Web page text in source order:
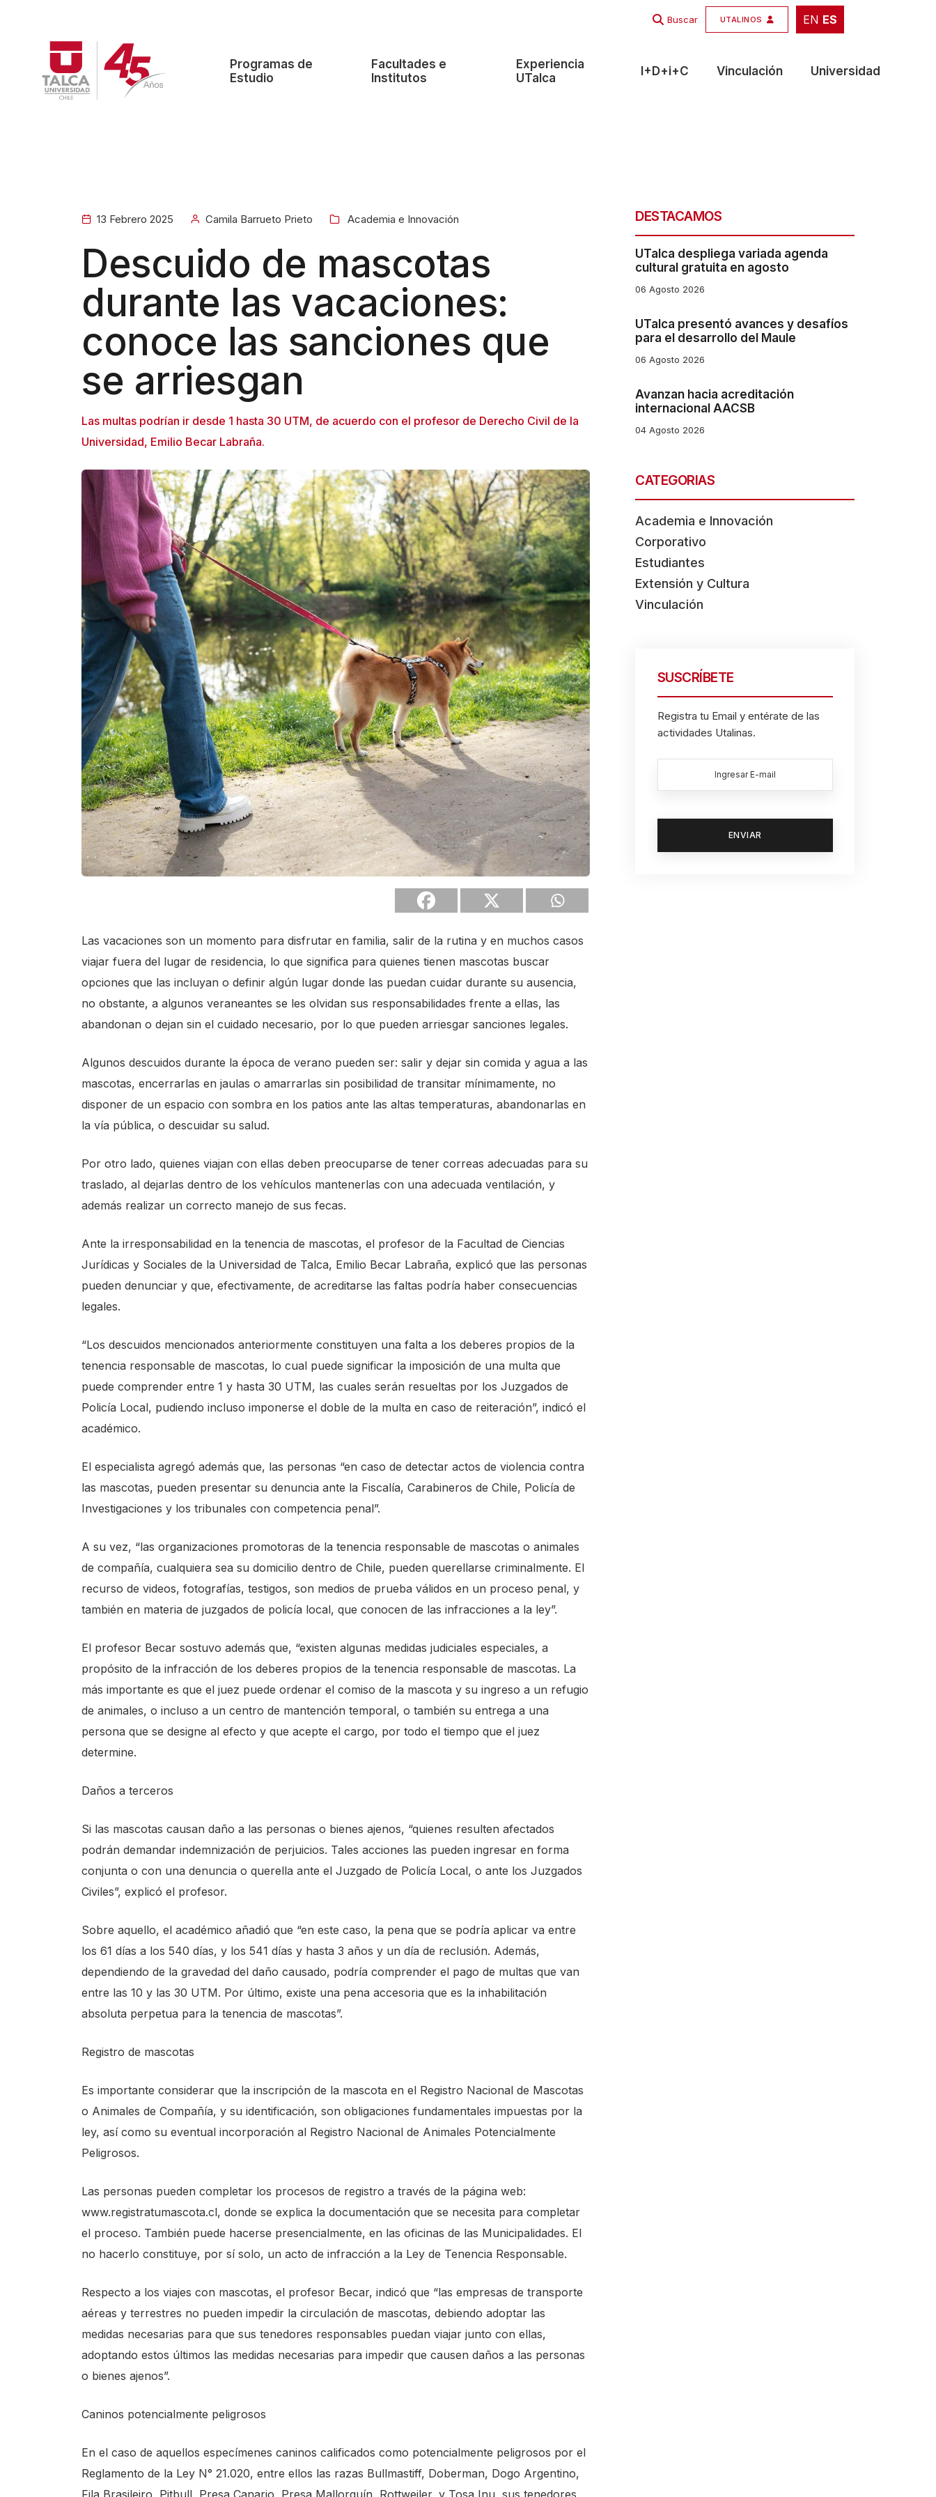
EN ES
Buscar UTALINOS EN ES
Programas de
Estudio
Facultades e
Institutos
Experiencia
UTalca
I+D+i+C Vinculación Universidad
13 Febrero 2025 Camila Barrueto Prieto Academia e Innovación
Descuido de mascotas
durante las vacaciones:
conoce las sanciones que
se arriesgan
Las multas podrían ir desde 1 hasta 30 UTM, de acuerdo con el profesor de Derecho Civil de la
Universidad, Emilio Becar Labraña.
Las vacaciones son un momento para disfrutar en familia, salir de la rutina y en muchos casos
viajar fuera del lugar de residencia, lo que significa para quienes tienen mascotas buscar
opciones que las incluyan o definir algún lugar donde las puedan cuidar durante su ausencia,
no obstante, a algunos veraneantes se les olvidan sus responsabilidades frente a ellas, las
abandonan o dejan sin el cuidado necesario, por lo que pueden arriesgar sanciones legales.
Algunos descuidos durante la época de verano pueden ser: salir y dejar sin comida y agua a las
mascotas, encerrarlas en jaulas o amarrarlas sin posibilidad de transitar mínimamente, no
disponer de un espacio con sombra en los patios ante las altas temperaturas, abandonarlas en
la vía pública, o descuidar su salud.
Por otro lado, quienes viajan con ellas deben preocuparse de tener correas adecuadas para su
traslado, al dejarlas dentro de los vehículos mantenerlas con una adecuada ventilación, y
además realizar un correcto manejo de sus fecas.
Ante la irresponsabilidad en la tenencia de mascotas, el profesor de la Facultad de Ciencias
Jurídicas y Sociales de la Universidad de Talca, Emilio Becar Labraña, explicó que las personas
pueden denunciar y que, efectivamente, de acreditarse las faltas podría haber consecuencias
legales.
“Los descuidos mencionados anteriormente constituyen una falta a los deberes propios de la
tenencia responsable de mascotas, lo cual puede significar la imposición de una multa que
puede comprender entre 1 y hasta 30 UTM, las cuales serán resueltas por los Juzgados de
Policía Local, pudiendo incluso imponerse el doble de la multa en caso de reiteración”, indicó el
académico.
El especialista agregó además que, las personas “en caso de detectar actos de violencia contra
las mascotas, pueden presentar su denuncia ante la Fiscalía, Carabineros de Chile, Policía de
Investigaciones y los tribunales con competencia penal”.
A su vez, “las organizaciones promotoras de la tenencia responsable de mascotas o animales
de compañía, cualquiera sea su domicilio dentro de Chile, pueden querellarse criminalmente. El
recurso de videos, fotografías, testigos, son medios de prueba válidos en un proceso penal, y
también en materia de juzgados de policía local, que conocen de las infracciones a la ley”.
El profesor Becar sostuvo además que, “existen algunas medidas judiciales especiales, a
propósito de la infracción de los deberes propios de la tenencia responsable de mascotas. La
más importante es que el juez puede ordenar el comiso de la mascota y su ingreso a un refugio
de animales, o incluso a un centro de mantención temporal, o también su entrega a una
persona que se designe al efecto y que acepte el cargo, por todo el tiempo que el juez
determine.
Daños a terceros
Si las mascotas causan daño a las personas o bienes ajenos, “quienes resulten afectados
podrán demandar indemnización de perjuicios. Tales acciones las pueden ingresar en forma
conjunta o con una denuncia o querella ante el Juzgado de Policía Local, o ante los Juzgados
Civiles”, explicó el profesor.
Sobre aquello, el académico añadió que “en este caso, la pena que se podría aplicar va entre
los 61 días a los 540 días, y los 541 días y hasta 3 años y un día de reclusión. Además,
dependiendo de la gravedad del daño causado, podría comprender el pago de multas que van
entre las 10 y las 30 UTM. Por último, existe una pena accesoria que es la inhabilitación
absoluta perpetua para la tenencia de mascotas”.
Registro de mascotas
Es importante considerar que la inscripción de la mascota en el Registro Nacional de Mascotas
o Animales de Compañía, y su identificación, son obligaciones fundamentales impuestas por la
ley, así como su eventual incorporación al Registro Nacional de Animales Potencialmente
Peligrosos.
Las personas pueden completar los procesos de registro a través de la página web:
www.registratumascota.cl, donde se explica la documentación que se necesita para completar
el proceso. También puede hacerse presencialmente, en las oficinas de las Municipalidades. El
no hacerlo constituye, por sí solo, un acto de infracción a la Ley de Tenencia Responsable.
Respecto a los viajes con mascotas, el profesor Becar, indicó que “las empresas de transporte
aéreas y terrestres no pueden impedir la circulación de mascotas, debiendo adoptar las
medidas necesarias para que sus tenedores responsables puedan viajar junto con ellas,
adoptando estos últimos las medidas necesarias para impedir que causen daños a las personas
o bienes ajenos”.
Caninos potencialmente peligrosos
En el caso de aquellos especímenes caninos calificados como potencialmente peligrosos por el
Reglamento de la Ley N° 21.020, entre ellos las razas Bullmastiff, Doberman, Dogo Argentino,
DESTACAMOS
UTalca despliega variada agenda
cultural gratuita en agosto
06 Agosto 2026
UTalca presentó avances y desafíos
para el desarrollo del Maule
06 Agosto 2026
Avanzan hacia acreditación
internacional AACSB
04 Agosto 2026
CATEGORIAS
Academia e Innovación
Corporativo
Estudiantes
Extensión y Cultura
Vinculación
SUSCRÍBETE
Registra tu Email y entérate de las
actividades Utalinas.